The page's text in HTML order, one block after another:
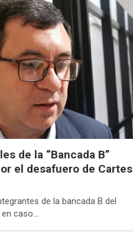
de la “Bancada B”
el desafuero de Cartes
de la bancada B del
en caso…